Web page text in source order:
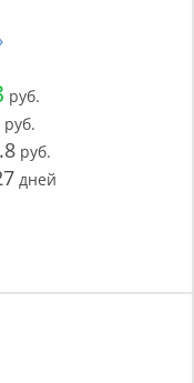
руб.
руб.
руб.
дней